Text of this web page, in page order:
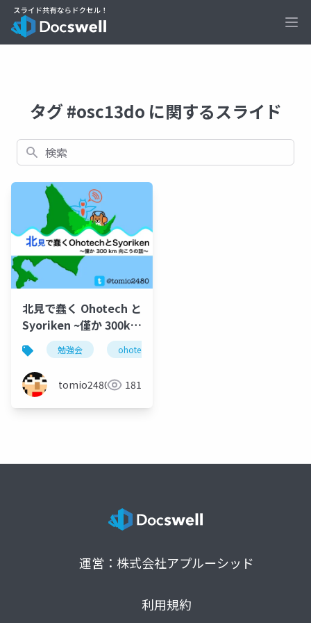
タグ #osc13do に関するスライド
検索
北見で蠢く Ohotech と
Syoriken ~僅か 300km
向こうの話~
勉強会 ohotech
tomio2480 181
運営：株式会社アプルーシッド
利用規約